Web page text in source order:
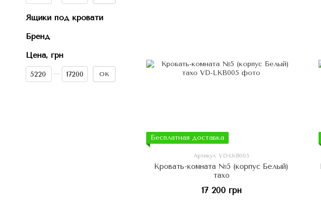
Бесплатная доставка
Артикул: VD-LKB005
Кровать-комната №5 (корпус Белый)
тахо
17 200 грн
Ящики под кровати
Бренд
Цена, грн
От Цена, грн
До Цена, грн OK